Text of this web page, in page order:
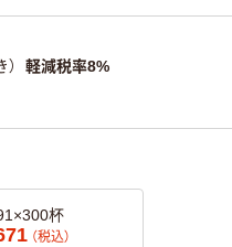
軽減税率8%
杯
（税込）